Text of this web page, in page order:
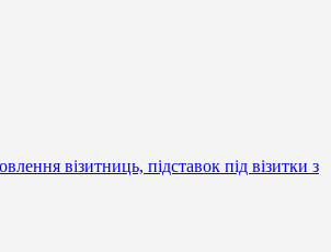
візитниць, підставок під візитки з